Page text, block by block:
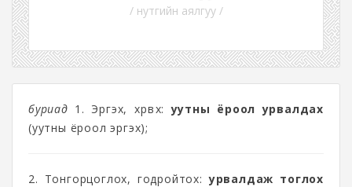
/ нутгийн аялгуу /
буриад 1. Эргэх, хөрвөх:уутны ёроол урвалдах
(уутны ёроол эргэх);
2. Тонгорцоглох, годройтох:урвалдаж тоглох